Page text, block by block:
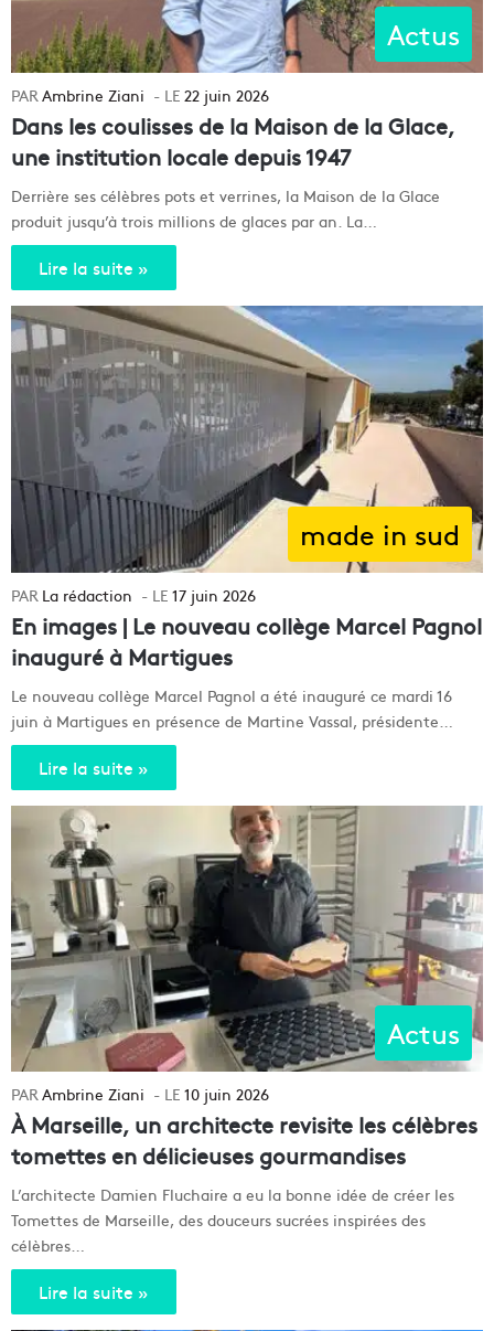
Actus
Ambrine Ziani 22 juin 2026
Dans les coulisses de la Maison de la Glace,
une institution locale depuis 1947
Derrière ses célèbres pots et verrines, la Maison de la Glace
produit jusqu’à trois millions de glaces par an. La…
Lire la suite »
made in sud
La rédaction 17 juin 2026
En images | Le nouveau collège Marcel Pagnol
inauguré à Martigues
Le nouveau collège Marcel Pagnol a été inauguré ce mardi 16
juin à Martigues en présence de Martine Vassal, présidente…
Lire la suite »
Actus
Ambrine Ziani 10 juin 2026
À Marseille, un architecte revisite les célèbres
tomettes en délicieuses gourmandises
L’architecte Damien Fluchaire a eu la bonne idée de créer les
Tomettes de Marseille, des douceurs sucrées inspirées des
célèbres…
Lire la suite »